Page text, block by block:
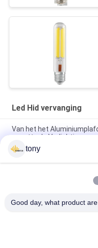
Led Hid vervanging
Van het het
gezette de
de Koppen van de
Van de decoratieve
tony
Good day, what product